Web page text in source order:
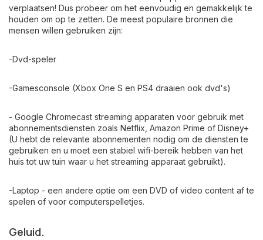
verplaatsen! Dus probeer om het eenvoudig en gemakkelijk te
houden om op te zetten. De meest populaire bronnen die
mensen willen gebruiken zijn:
-Dvd-speler
-Gamesconsole (Xbox One S en PS4 draaien ook dvd's)
- Google Chromecast streaming apparaten voor gebruik met
abonnementsdiensten zoals Netflix, Amazon Prime of Disney+
(U hebt de relevante abonnementen nodig om de diensten te
gebruiken en u moet een stabiel wifi-bereik hebben van het
huis tot uw tuin waar u het streaming apparaat gebruikt).
-Laptop - een andere optie om een DVD of video content af te
spelen of voor computerspelletjes.
Geluid.